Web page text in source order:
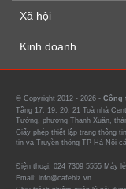
Xã hội
Kinh doanh
© Copyright 2012 - 2026 - Công
Tầng 17, 19, 20, 21 Toà nhà
Tưởng, phường Thanh Xuân,
Giấy phép thiết lập trang thông
tin và Truyền thông TP Hà Nội
Điện thoại: 024 7309 5555 Máy
Email: info@cafebiz.vn